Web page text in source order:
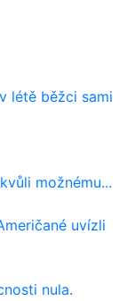
létě běžci sami
možnému...
uvízli
nula.